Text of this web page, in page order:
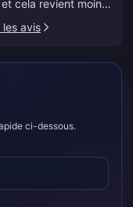
cela revient moins
dans ces
les avis
ci-dessous.